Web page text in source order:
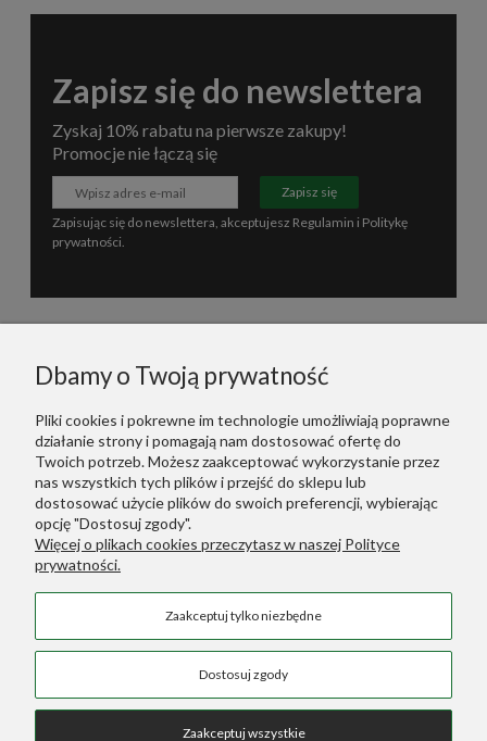
Zapisz się do newslettera
Zyskaj 10% rabatu na pierwsze zakupy!
Promocje nie łączą się
Zapisz się
Zapisując się do newslettera, akceptujesz Regulamin i Politykę
prywatności.
Warunki Zakupów
Dodatkowe Linki
Sztuczne Rośliny::Sztuczne Palmy
COPYRIGHT © 2026 SKLEP GREEN DESIGNERS
Dbamy o Twoją prywatność
Pliki cookies i pokrewne im technologie umożliwiają poprawne
działanie strony i pomagają nam dostosować ofertę do
Twoich potrzeb. Możesz zaakceptować wykorzystanie przez
nas wszystkich tych plików i przejść do sklepu lub
dostosować użycie plików do swoich preferencji, wybierając
opcję "Dostosuj zgody".
Więcej o plikach cookies przeczytasz w naszej Polityce
prywatności.
Zaakceptuj tylko niezbędne
Dostosuj zgody
Zaakceptuj wszystkie